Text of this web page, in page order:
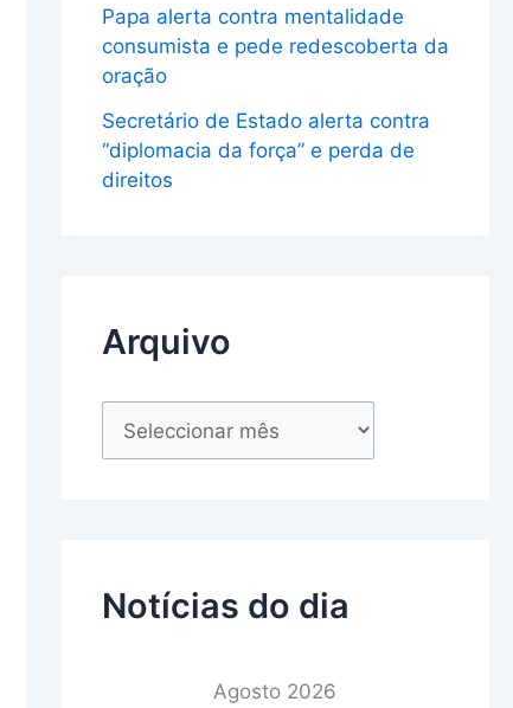
Papa alerta contra mentalidade
consumista e pede redescoberta da
oração
Secretário de Estado alerta contra
“diplomacia da força” e perda de
direitos
Arquivo
Notícias do dia
Agosto 2026